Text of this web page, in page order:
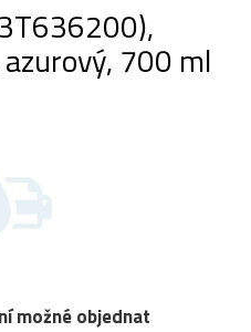
700 ml
možné objednat